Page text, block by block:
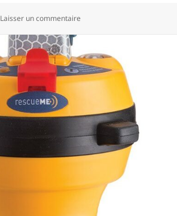
Laisser un commentaire